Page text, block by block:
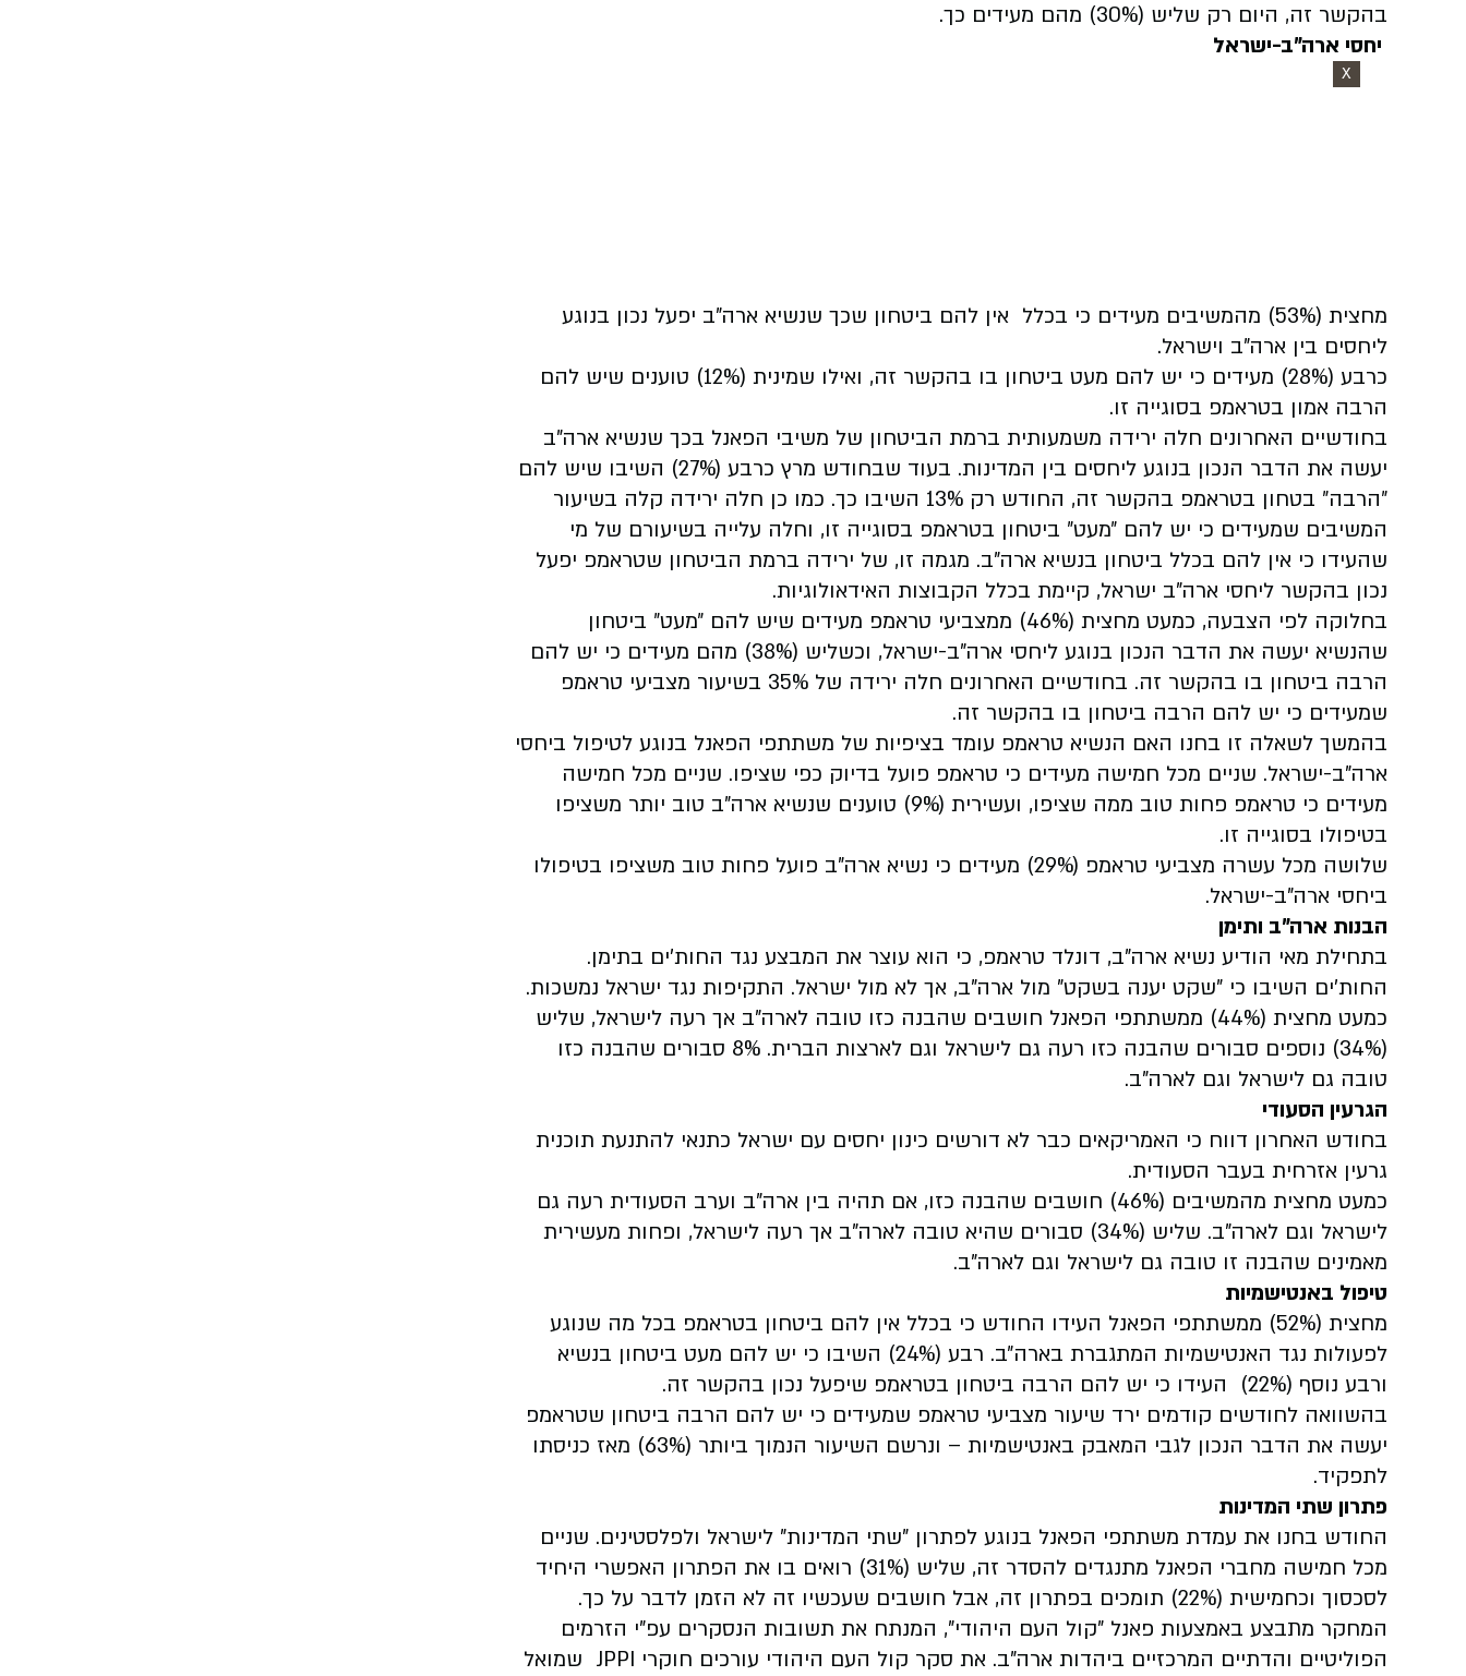
בהקשר זה, היום רק שליש (30%) מהם מעידים כך.
יחסי ארה"ב-ישראל
X
מחצית (53%) מהמשיבים מעידים כי בכלל אין להם ביטחון שכך שנשיא ארה"ב יפעל נכון בנוגע
ליחסים בין ארה"ב וישראל.
כרבע (28%) מעידים כי יש להם מעט ביטחון בו בהקשר זה, ואילו שמינית (12%) טוענים שיש להם
הרבה אמון בטראמפ בסוגייה זו.
בחודשיים האחרונים חלה ירידה משמעותית ברמת הביטחון של משיבי הפאנל בכך שנשיא ארה"ב
יעשה את הדבר הנכון בנוגע ליחסים בין המדינות. בעוד שבחודש מרץ כרבע (27%) השיבו שיש להם
״הרבה״ בטחון בטראמפ בהקשר זה, החודש רק 13% השיבו כך. כמו כן חלה ירידה קלה בשיעור
המשיבים שמעידים כי יש להם ״מעט״ ביטחון בטראמפ בסוגייה זו, וחלה עלייה בשיעורם של מי
שהעידו כי אין להם בכלל ביטחון בנשיא ארה"ב. מגמה זו, של ירידה ברמת הביטחון שטראמפ יפעל
נכון בהקשר ליחסי ארה"ב ישראל, קיימת בכלל הקבוצות האידאולוגיות.
בחלוקה לפי הצבעה, כמעט מחצית (46%) ממצביעי טראמפ מעידים שיש להם ״מעט״ ביטחון
שהנשיא יעשה את הדבר הנכון בנוגע ליחסי ארה"ב-ישראל, וכשליש (38%) מהם מעידים כי יש להם
הרבה ביטחון בו בהקשר זה. בחודשיים האחרונים חלה ירידה של 35% בשיעור מצביעי טראמפ
שמעידים כי יש להם הרבה ביטחון בו בהקשר זה.
בהמשך לשאלה זו בחנו האם הנשיא טראמפ עומד בציפיות של משתתפי הפאנל בנוגע לטיפול ביחסי
ארה"ב-ישראל. שניים מכל חמישה מעידים כי טראמפ פועל בדיוק כפי שציפו. שניים מכל חמישה
מעידים כי טראמפ פחות טוב ממה שציפו, ועשירית (9%) טוענים שנשיא ארה"ב טוב יותר משציפו
בטיפולו בסוגייה זו.
שלושה מכל עשרה מצביעי טראמפ (29%) מעידים כי נשיא ארה"ב פועל פחות טוב משציפו בטיפולו
ביחסי ארה"ב-ישראל.
הבנות ארה"ב ותימן
בתחילת מאי הודיע נשיא ארה"ב, דונלד טראמפ, כי הוא עוצר את המבצע נגד החות'ים בתימן.
החות'ים השיבו כי "שקט יענה בשקט" מול ארה"ב, אך לא מול ישראל. התקיפות נגד ישראל נמשכות.
כמעט מחצית (44%) ממשתתפי הפאנל חושבים שהבנה כזו טובה לארה"ב אך רעה לישראל, שליש
(34%) נוספים סבורים שהבנה כזו רעה גם לישראל וגם לארצות הברית. 8% סבורים שהבנה כזו
טובה גם לישראל וגם לארה"ב.
הגרעין הסעודי
בחודש האחרון דווח כי האמריקאים כבר לא דורשים כינון יחסים עם ישראל כתנאי להתנעת תוכנית
גרעין אזרחית בעבר הסעודית.
כמעט מחצית מהמשיבים (46%) חושבים שהבנה כזו, אם תהיה בין ארה"ב וערב הסעודית רעה גם
לישראל וגם לארה"ב. שליש (34%) סבורים שהיא טובה לארה"ב אך רעה לישראל, ופחות מעשירית
מאמינים שהבנה זו טובה גם לישראל וגם לארה"ב.
טיפול באנטישמיות
מחצית (52%) ממשתתפי הפאנל העידו החודש כי בכלל אין להם ביטחון בטראמפ בכל מה שנוגע
לפעולות נגד האנטישמיות המתגברת בארה״ב. רבע (24%) השיבו כי יש להם מעט ביטחון בנשיא
ורבע נוסף (22%) העידו כי יש להם הרבה ביטחון בטראמפ שיפעל נכון בהקשר זה.
בהשוואה לחודשים קודמים ירד שיעור מצביעי טראמפ שמעידים כי יש להם הרבה ביטחון שטראמפ
יעשה את הדבר הנכון לגבי המאבק באנטישמיות – ונרשם השיעור הנמוך ביותר (63%) מאז כניסתו
לתפקיד.
פתרון שתי המדינות
החודש בחנו את עמדת משתתפי הפאנל בנוגע לפתרון "שתי המדינות" לישראל ולפלסטינים. שניים
מכל חמישה מחברי הפאנל מתנגדים להסדר זה, שליש (31%) רואים בו את הפתרון האפשרי היחיד
לסכסוך וכחמישית (22%) תומכים בפתרון זה, אבל חושבים שעכשיו זה לא הזמן לדבר על כך.
המחקר מתבצע באמצעות פאנל "קול העם היהודי", המנתח את תשובות הנסקרים עפ"י הזרמים
הפוליטיים והדתיים המרכזיים ביהדות ארה"ב. את סקר קול העם היהודי עורכים חוקרי JPPI שמואל